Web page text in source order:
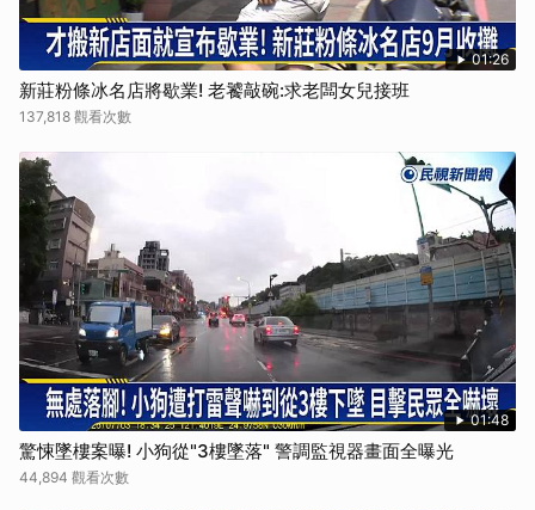
01:26
新莊粉條冰名店將歇業! 老饕敲碗:求老闆女兒接班
137,818 觀看次數
01:48
驚悚墜樓案曝! 小狗從"3樓墜落" 警調監視器畫面全曝光
44,894 觀看次數